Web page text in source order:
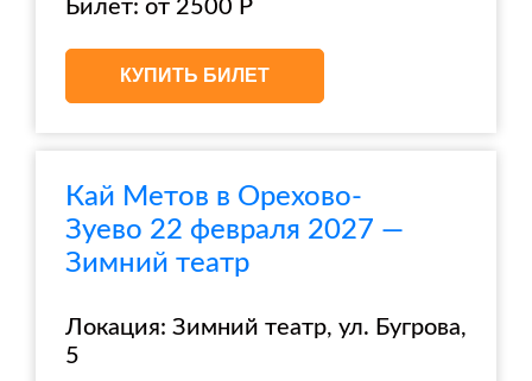
Билет: от 2500 Р
КУПИТЬ БИЛЕТ
Кай Метов в Орехово-
Зуево 22 февраля 2027 —
Зимний театр
Локация: Зимний театр, ул. Бугрова,
5